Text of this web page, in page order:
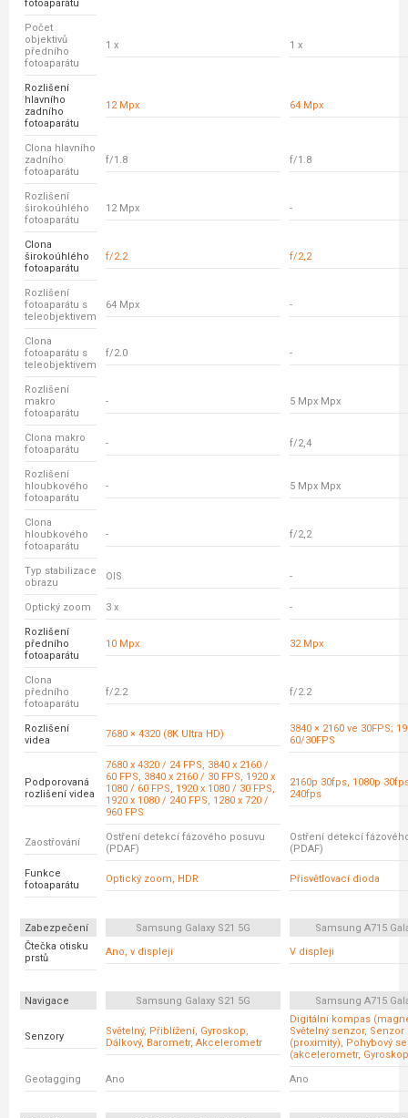
fotoaparátu
Počet
objektivů
předního
fotoaparátu
1 x 1 x
Rozlišení
hlavního
zadního
fotoaparátu
12 Mpx 64 Mpx
Clona hlavního
zadního
fotoaparátu
f/1.8 f/1.8
Rozlišení
širokoúhlého
fotoaparátu
12 Mpx -
Clona
širokoúhlého
fotoaparátu
f/2.2 f/2,2
Rozlišení
fotoaparátu s
teleobjektivem
64 Mpx -
Clona
fotoaparátu s
teleobjektivem
f/2.0 -
Rozlišení
makro
fotoaparátu
- 5 Mpx Mpx
Clona makro
fotoaparátu
- f/2,4
Rozlišení
hloubkového
fotoaparátu
- 5 Mpx Mpx
Clona
hloubkového
fotoaparátu
- f/2,2
Typ stabilizace
obrazu
OIS -
Optický zoom 3 x -
Rozlišení
předního
fotoaparátu
10 Mpx 32 Mpx
Clona
předního
fotoaparátu
f/2.2 f/2.2
Rozlišení
videa
7680 × 4320 (8K Ultra HD)
3840 × 2160 ve 30FPS;
60/30FPS
Podporovaná
rozlišení videa
7680 x 4320 / 24 FPS, 3840 x 2160 /
60 FPS, 3840 x 2160 / 30 FPS, 1920 x
1080 / 60 FPS, 1920 x 1080 / 30 FPS,
1920 x 1080 / 240 FPS, 1280 x 720 /
960 FPS
2160p 30fps, 1080p
240fps
Zaostřování
Ostření detekcí fázového posuvu
(PDAF)
Ostření detekcí
(PDAF)
Funkce
fotoaparátu
Optický zoom, HDR Přisvětlovací dioda
Zabezpečení Samsung Galaxy S21 5G
Samsung A715
Čtečka otisku
prstů
Ano, v displeji V displeji
Navigace Samsung Galaxy S21 5G Samsung A715
Senzory
Světelný, Přiblížení, Gyroskop,
Dálkový, Barometr, Akcelerometr
Digitální kompas
Světelný senzor,
(proximity), Pohybový
(akcelerometr,
Geotagging Ano Ano